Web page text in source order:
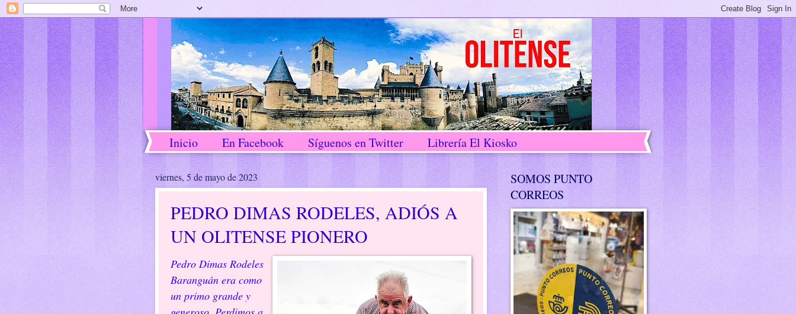
Inicio En Facebook Síguenos en Twitter Librería El Kiosko
viernes, 5 de mayo de 2023
PEDRO DIMAS RODELES, ADIÓS A
UN OLITENSE PIONERO
Pedro Dimas Rodeles
Baranguán era como
un primo grande y
SOMOS PUNTO
CORREOS